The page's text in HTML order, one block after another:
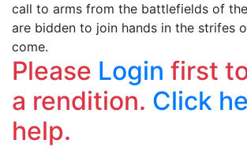
call to arms from the battlefields of
are bidden to join hands in the strifes
come.
Please Login first
a rendition. Click
help.